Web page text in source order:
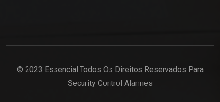
© 2023 Essencial.Todos Os Direitos Reservados Para
Security Control Alarmes